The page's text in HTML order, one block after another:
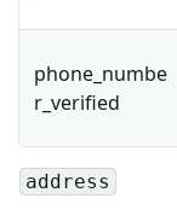
phone_numbe
r_verified
address